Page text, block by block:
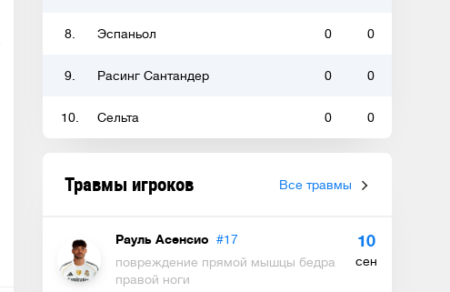
8. Эспаньол 0 0
9. Расинг Сантандер 0 0
10. Сельта 0 0
Травмы игроков Все травмы
Рауль Асенсио #17
повреждение прямой мышцы бедра
правой ноги
10
сен